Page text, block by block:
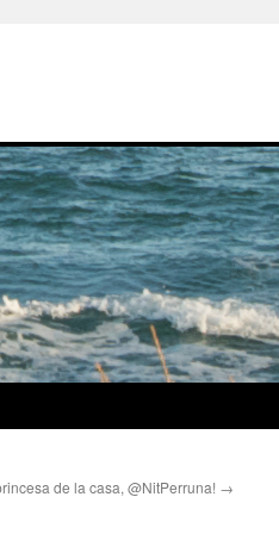
de la casa, @NitPerruna! →